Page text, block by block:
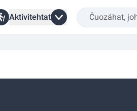
Aktivitehtat